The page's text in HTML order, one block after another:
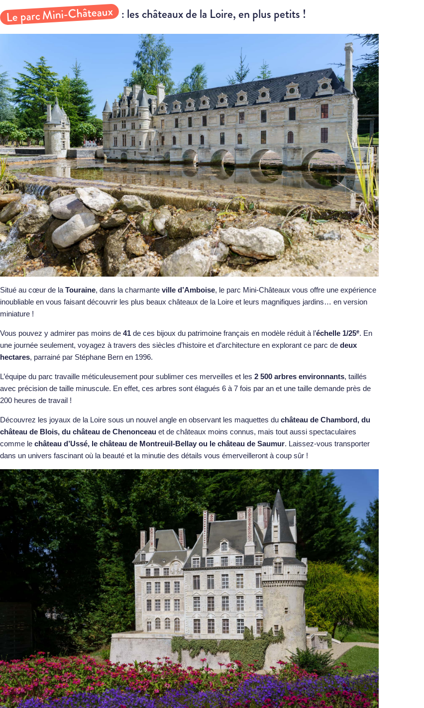
Le parc Mini-Châteaux : les châteaux de la Loire, en plus petits !
Situé au cœur de la Touraine, dans la charmante ville d’Amboise, le parc Mini-Châteaux vous offre une expérience
inoubliable en vous faisant découvrir les plus beaux châteaux de la Loire et leurs magnifiques jardins… en version
miniature !
Vous pouvez y admirer pas moins de 41 de ces bijoux du patrimoine français en modèle réduit à l’échelle 1/25e. En
une journée seulement, voyagez à travers des siècles d’histoire et d’architecture en explorant ce parc de deux
hectares, parrainé par Stéphane Bern en 1996.
L’équipe du parc travaille méticuleusement pour sublimer ces merveilles et les 2 500 arbres environnants, taillés
avec précision de taille minuscule. En effet, ces arbres sont élagués 6 à 7 fois par an et une taille demande près de
200 heures de travail !
Découvrez les joyaux de la Loire sous un nouvel angle en observant les maquettes du château de Chambord, du
château de Blois, du château de Chenonceau et de châteaux moins connus, mais tout aussi spectaculaires
comme le château d’Ussé, le château de Montreuil-Bellay ou le château de Saumur. Laissez-vous transporter
dans un univers fascinant où la beauté et la minutie des détails vous émerveilleront à coup sûr !